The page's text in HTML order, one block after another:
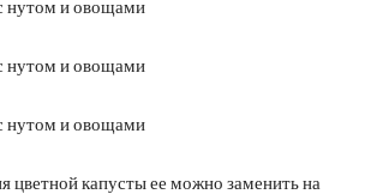
цветной капусты ее можно заменить на